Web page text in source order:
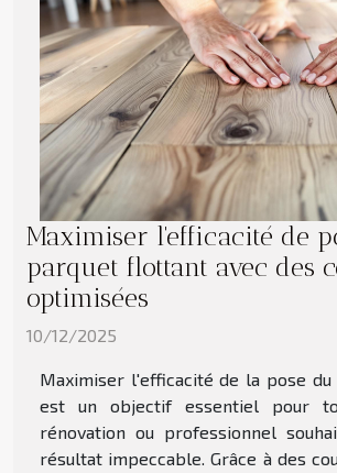
Maximiser l'efficacité de
parquet flottant avec des
optimisées
10/12/2025
Maximiser l'efficacité de la pose
est un objectif essentiel pour
rénovation ou professionnel
résultat impeccable. Grâce à des